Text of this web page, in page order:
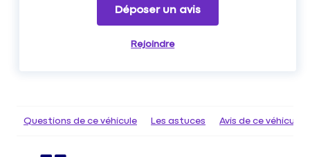
Déposer un avis
Rejoindre
Questions de ce véhicule Les astuces Avis de ce véhicule